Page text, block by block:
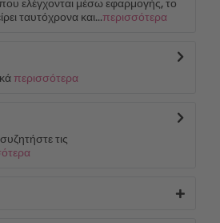
ελέγχονται μέσω εφαρμογής, το
ταυτόχρονα και...περισσότερα
περισσότερα
τις